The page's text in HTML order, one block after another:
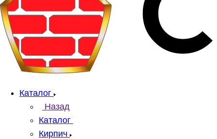
Каталог
Назад
Каталог
Кирпич